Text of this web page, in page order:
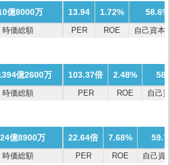
億8000万 13.94 1.72% 58.6%
時価総額 PER ROE 自己資本
億2600万 103.37倍 2.48%
時価総額 PER ROE 自己
億8900万 22.64倍 7.68%
時価総額 PER ROE 自己資